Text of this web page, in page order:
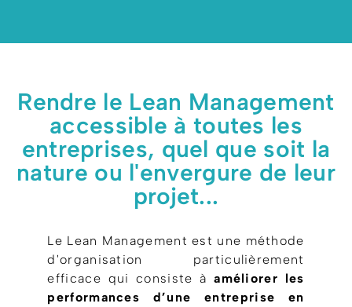
Rendre le Lean Management
accessible à toutes les
entreprises, quel que soit la
nature ou l'envergure de leur
projet...
Le Lean Management est une méthode
d'organisation particulièrement
efficace qui consiste àaméliorer les
performances d’une entreprise en